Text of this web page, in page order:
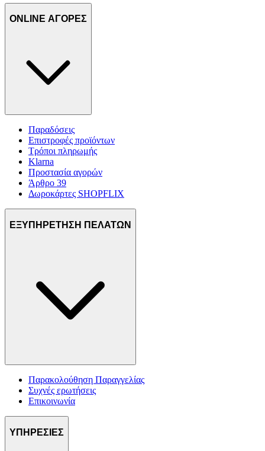
ONLINE ΑΓΟΡΕΣ
Παραδόσεις
Επιστροφές προϊόντων
Τρόποι πληρωμής
Klarna
Προστασία αγορών
Άρθρο 39
Δωροκάρτες SHOPFLIX
ΕΞΥΠΗΡΕΤΗΣΗ ΠΕΛΑΤΩΝ
Παρακολούθηση Παραγγελίας
Συχνές ερωτήσεις
Επικοινωνία
ΥΠΗΡΕΣΙΕΣ